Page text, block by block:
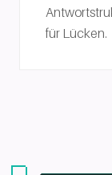
für Lücken.